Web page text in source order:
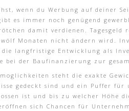
wenn du Werbung auf deiner
es immer noch genügend
damit verdienen. Tagesgeld
Monaten nicht ändern wird.
langfristige Entwicklung als
bei der Baufinanzierung zur
steht die exakte
gedeckt sind und ein Puffer für
ist und bis zu welcher Höhe
sich Chancen für